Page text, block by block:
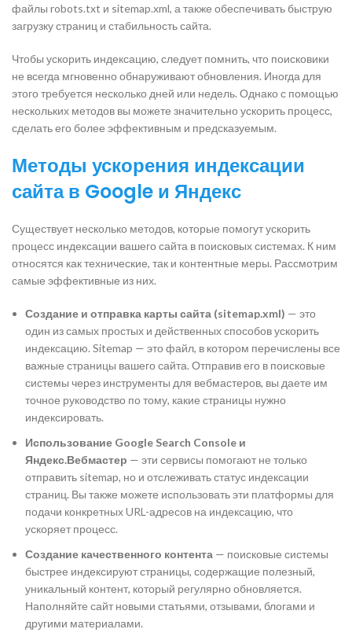
файлы robots.txt и sitemap.xml, а также обеспечивать быструю
загрузку страниц и стабильность сайта.
Чтобы ускорить индексацию, следует помнить, что поисковики
не всегда мгновенно обнаруживают обновления. Иногда для
этого требуется несколько дней или недель. Однако с помощью
нескольких методов вы можете значительно ускорить процесс,
сделать его более эффективным и предсказуемым.
Методы ускорения индексации
сайта в Google и Яндекс
Существует несколько методов, которые помогут ускорить
процесс индексации вашего сайта в поисковых системах. К ним
относятся как технические, так и контентные меры. Рассмотрим
самые эффективные из них.
Создание и отправка карты сайта (sitemap.xml) — это
один из самых простых и действенных способов ускорить
индексацию. Sitemap — это файл, в котором перечислены все
важные страницы вашего сайта. Отправив его в поисковые
системы через инструменты для вебмастеров, вы даете им
точное руководство по тому, какие страницы нужно
индексировать.
Использование Google Search Console и
Яндекс.Вебмастер — эти сервисы помогают не только
отправить sitemap, но и отслеживать статус индексации
страниц. Вы также можете использовать эти платформы для
подачи конкретных URL-адресов на индексацию, что
ускоряет процесс.
Создание качественного контента — поисковые системы
быстрее индексируют страницы, содержащие полезный,
уникальный контент, который регулярно обновляется.
Наполняйте сайт новыми статьями, отзывами, блогами и
другими материалами.